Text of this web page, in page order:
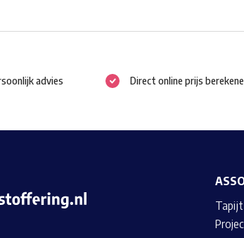
advies Direct online prijs